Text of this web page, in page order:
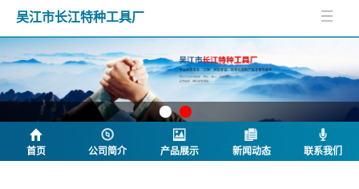
吴江市长江特种工具厂
首页 公司简介 产品展示 新闻动态 联系我们